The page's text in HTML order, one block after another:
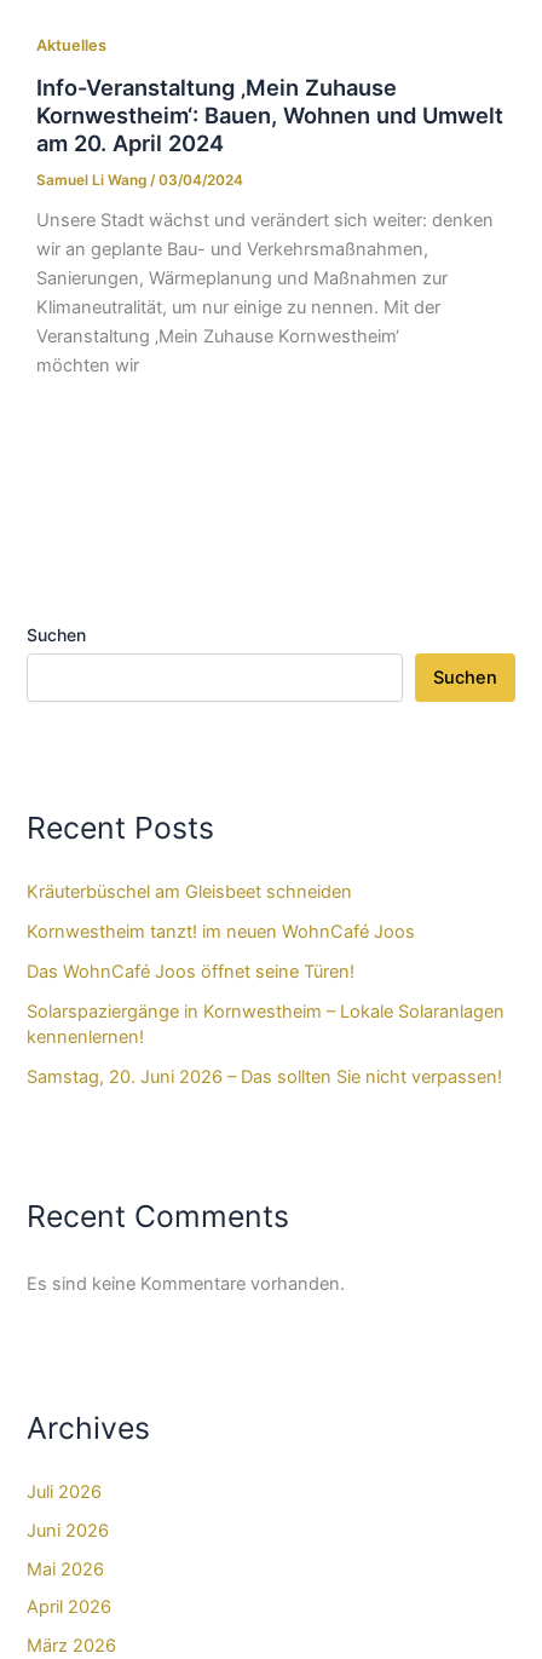
Aktuelles
Info-Veranstaltung ‚Mein Zuhause
Kornwestheim‘: Bauen, Wohnen und Umwelt
am 20. April 2024
Samuel Li Wang /03/04/2024
Unsere Stadt wächst und verändert sich weiter: denken
wir an geplante Bau- und Verkehrsmaßnahmen,
Sanierungen, Wärmeplanung und Maßnahmen zur
Klimaneutralität, um nur einige zu nennen. Mit der
Veranstaltung ‚Mein Zuhause Kornwestheim‘
möchten wir
Suchen
Suchen
Recent Posts
Kräuterbüschel am Gleisbeet schneiden
Kornwestheim tanzt! im neuen WohnCafé Joos
Das WohnCafé Joos öffnet seine Türen!
Solarspaziergänge in Kornwestheim – Lokale Solaranlagen
kennenlernen!
Samstag, 20. Juni 2026 – Das sollten Sie nicht verpassen!
Recent Comments
Es sind keine Kommentare vorhanden.
Archives
Juli 2026
Juni 2026
Mai 2026
April 2026
März 2026